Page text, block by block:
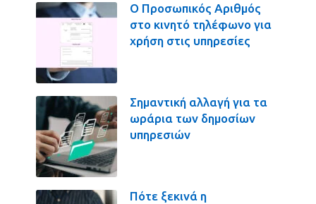
Ο Προσωπικός Αριθμός
στο κινητό τηλέφωνο για
χρήση στις υπηρεσίες
Σημαντική αλλαγή για τα
ωράρια των δημοσίων
υπηρεσιών
Πότε ξεκινά η